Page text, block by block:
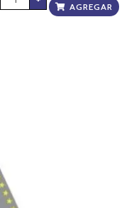
AGREGAR